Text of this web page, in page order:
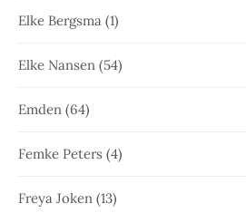
Elke Bergsma (1)
Elke Nansen (54)
Emden (64)
Femke Peters (4)
Freya Joken (13)